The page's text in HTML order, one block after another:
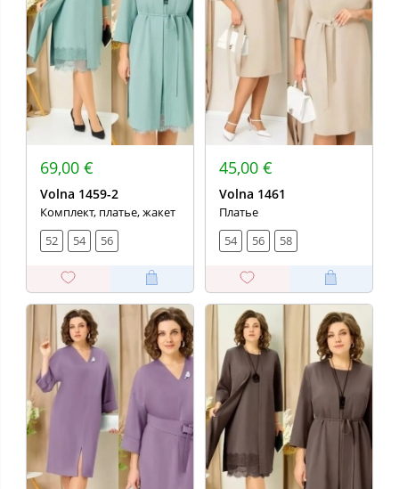
69,00 €
Volna 1459-2
Комплект, платье, жакет
52
54 56
45,00 €
Volna 1461
Платье
54
56 58